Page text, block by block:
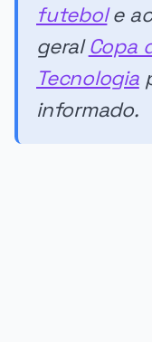
futebole
geralCopa
Tecnologia
informado.